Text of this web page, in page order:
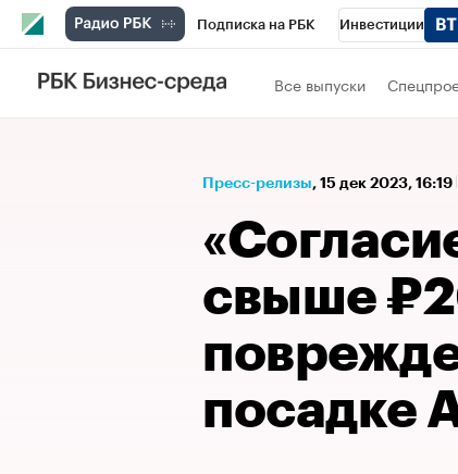
Подписка на РБК Инвестиции
Спорт
Технологии и медиа
Все выпуски
Пресс-релизы⁠, 15 дек 2023, 16:19
свыше
посадке